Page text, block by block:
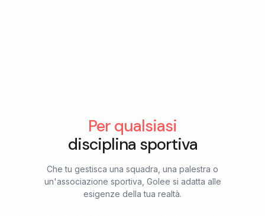
Per qualsiasi
disciplina sportiva
Che tu gestisca una squadra, una palestra o
un'associazione sportiva, Golee si adatta alle
esigenze della tua realtà.